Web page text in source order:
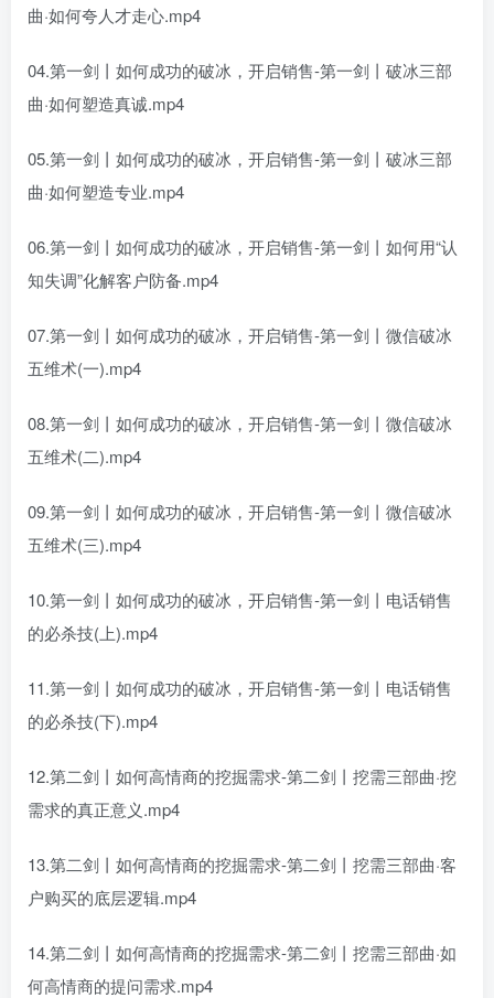
曲·如何夸人才走心.mp4
04.第一剑丨如何成功的破冰，开启销售-第一剑丨破冰三部
曲·如何塑造真诚.mp4
05.第一剑丨如何成功的破冰，开启销售-第一剑丨破冰三部
曲·如何塑造专业.mp4
06.第一剑丨如何成功的破冰，开启销售-第一剑丨如何用“认
知失调”化解客户防备.mp4
07.第一剑丨如何成功的破冰，开启销售-第一剑丨微信破冰
五维术(一).mp4
08.第一剑丨如何成功的破冰，开启销售-第一剑丨微信破冰
五维术(二).mp4
09.第一剑丨如何成功的破冰，开启销售-第一剑丨微信破冰
五维术(三).mp4
10.第一剑丨如何成功的破冰，开启销售-第一剑丨电话销售
的必杀技(上).mp4
11.第一剑丨如何成功的破冰，开启销售-第一剑丨电话销售
的必杀技(下).mp4
12.第二剑丨如何高情商的挖掘需求-第二剑丨挖需三部曲·挖
需求的真正意义.mp4
13.第二剑丨如何高情商的挖掘需求-第二剑丨挖需三部曲·客
户购买的底层逻辑.mp4
14.第二剑丨如何高情商的挖掘需求-第二剑丨挖需三部曲·如
何高情商的提问需求.mp4